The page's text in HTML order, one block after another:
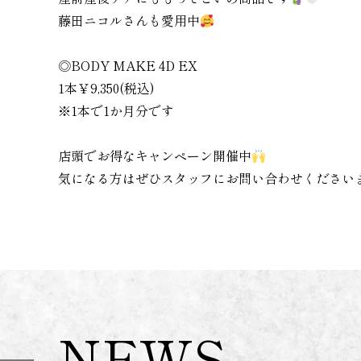
藤田ニコルさんも愛用中
◎BODY MAKE 4D EX
1本￥9,350(税込)
※1本で1か月分です
店頭でお得なキャンペーン開催中
気になる方はぜひスタッフにお問い合わせください